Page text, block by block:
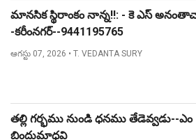
మానసిక స్థిరాంకం నాన్న!!: - కె ఎస్
-కరీంనగర్--9441195765
ఆగస్టు 07, 2026 • T. VEDANTA SURY
తల్లి గర్భము నుండి ధనము తేడెవ్వడు--ఎం
బిందుమాధవి